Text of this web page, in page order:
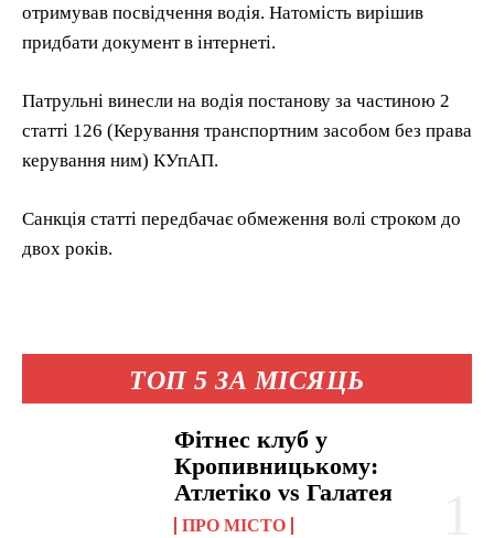
ТОП 5 ЗА МІСЯЦЬ
Фітнес клуб у
Кропивницькому:
Атлетіко vs Галатея
ПРО МІСТО
отримував посвідчення водія. Натомість вирішив
придбати документ в інтернеті.
Патрульні винесли на водія постанову за частиною 2
статті 126 (Керування транспортним засобом без права
керування ним) КУпАП.
Санкція статті передбачає обмеження волі строком до
двох років.